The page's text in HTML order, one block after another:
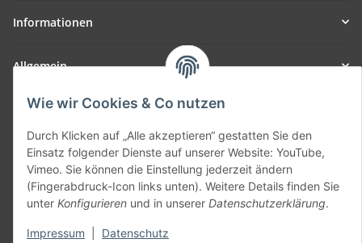
Wie wir Cookies & Co nutzen
Durch Klicken auf „Alle akzeptieren“ gestatten Sie den
Einsatz folgender Dienste auf unserer Website: YouTube,
Vimeo. Sie können die Einstellung jederzeit ändern
(Fingerabdruck-Icon links unten). Weitere Details finden Sie
unter Konfigurieren und in unserer Datenschutzerklärung.
Impressum Datenschutz
Informationen
Allgemein
Teil unseres Netzwerks:
Vertrag widerrufen